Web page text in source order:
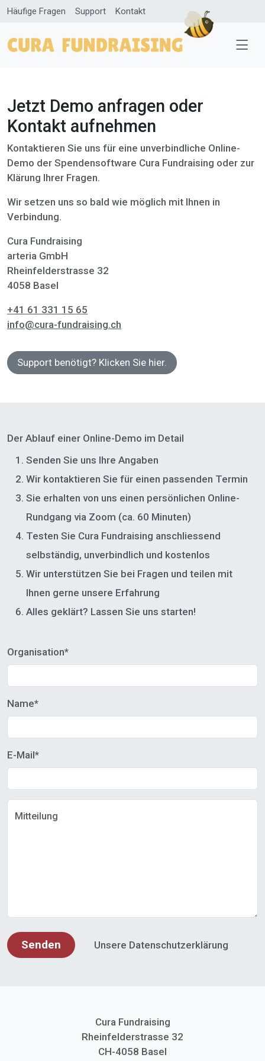
Häufige Fragen Support Kontakt
Jetzt Demo anfragen oder
Kontakt aufnehmen
Kontaktieren Sie uns für eine unverbindliche Online-
Demo der Spendensoftware Cura Fundraising oder zur
Klärung Ihrer Fragen.
Wir setzen uns so bald wie möglich mit Ihnen in
Verbindung.
Cura Fundraising
arteria GmbH
Rheinfelderstrasse 32
4058 Basel
+41 61 331 15 65
info@cura-fundraising.ch
Support benötigt? Klicken Sie hier.
Organisation*
Name*
E-Mail*
Mitteilung
Senden Unsere Datenschutzerklärung
Der Ablauf einer Online-Demo im Detail
Senden Sie uns Ihre Angaben
Wir kontaktieren Sie für einen passenden Termin
Sie erhalten von uns einen persönlichen Online-
Rundgang via Zoom (ca. 60 Minuten)
Testen Sie Cura Fundraising anschliessend
selbständig, unverbindlich und kostenlos
Wir unterstützen Sie bei Fragen und teilen mit
Ihnen gerne unsere Erfahrung
Alles geklärt? Lassen Sie uns starten!
Cura Fundraising
Rheinfelderstrasse 32
CH-4058 Basel